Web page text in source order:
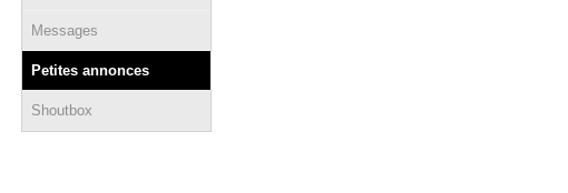
Messages
Petites annonces
Shoutbox